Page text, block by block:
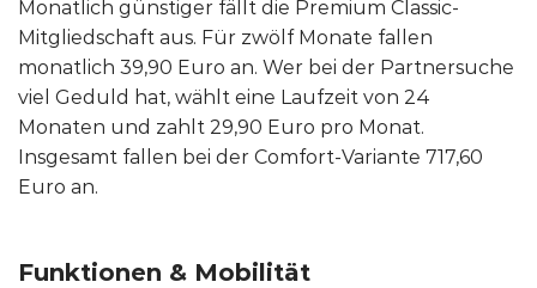
Monatlich günstiger fällt die Premium Classic-
Mitgliedschaft aus. Für zwölf Monate fallen
monatlich 39,90 Euro an. Wer bei der Partnersuche
viel Geduld hat, wählt eine Laufzeit von 24
Monaten und zahlt 29,90 Euro pro Monat.
Insgesamt fallen bei der Comfort-Variante 717,60
Euro an.
Funktionen & Mobilität